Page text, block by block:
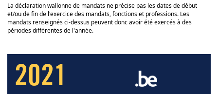
La déclaration wallonne de mandats ne précise pas les dates de début
et/ou de fin de l'exercice des mandats, fonctions et professions. Les
mandats renseignés ci-dessus peuvent donc avoir été exercés à des
périodes différentes de l'année.
2021